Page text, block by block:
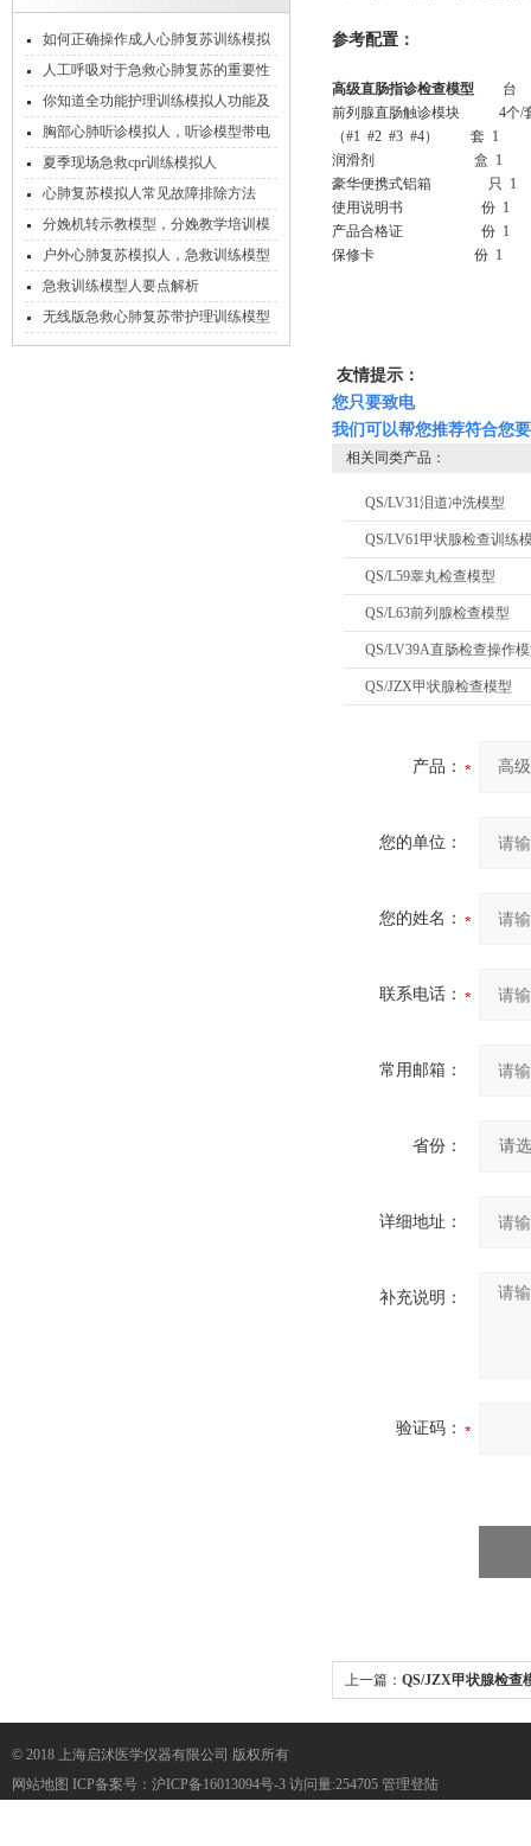
参考配置：
高级直肠指诊检查模型 台
前列腺直肠触诊模块 4个/
（#1 #2 #3 #4） 套 1
润滑剂 盒 1
豪华便携式铝箱 只 1
使用说明书 份 1
产品合格证 份 1
保修卡 份 1
友情提示：
您只要致电
我们可以帮您推荐符合您
相关同类产品：
QS/LV31泪道冲洗模型
QS/LV61甲状腺检查训练
QS/L59睾丸检查模型
QS/L63前列腺检查模型
QS/LV39A直肠检查操作
QS/JZX甲状腺检查模型
产品：
您的单位：
您的姓名：
联系电话：
常用邮箱：
省份：
详细地址：
补充说明：
验证码：
上一篇： QS/JZX甲状腺检查
如何正确操作成人心肺复苏训练模拟
人
人工呼吸对于急救心肺复苏的重要性
你知道全功能护理训练模拟人功能及
适用范围有哪些吗？
胸部心肺听诊模拟人，听诊模型带电
脑遥控
夏季现场急救cpr训练模拟人
心肺复苏模拟人常见故障排除方法
分娩机转示教模型，分娩教学培训模
型
户外心肺复苏模拟人，急救训练模型
推荐
急救训练模型人要点解析
无线版急救心肺复苏带护理训练模型
人
© 2018 上海启沭医学仪器有限公司 版权所有
网站地图 ICP备案号： 沪ICP备16013094号-3 访问量:254705 管理登陆